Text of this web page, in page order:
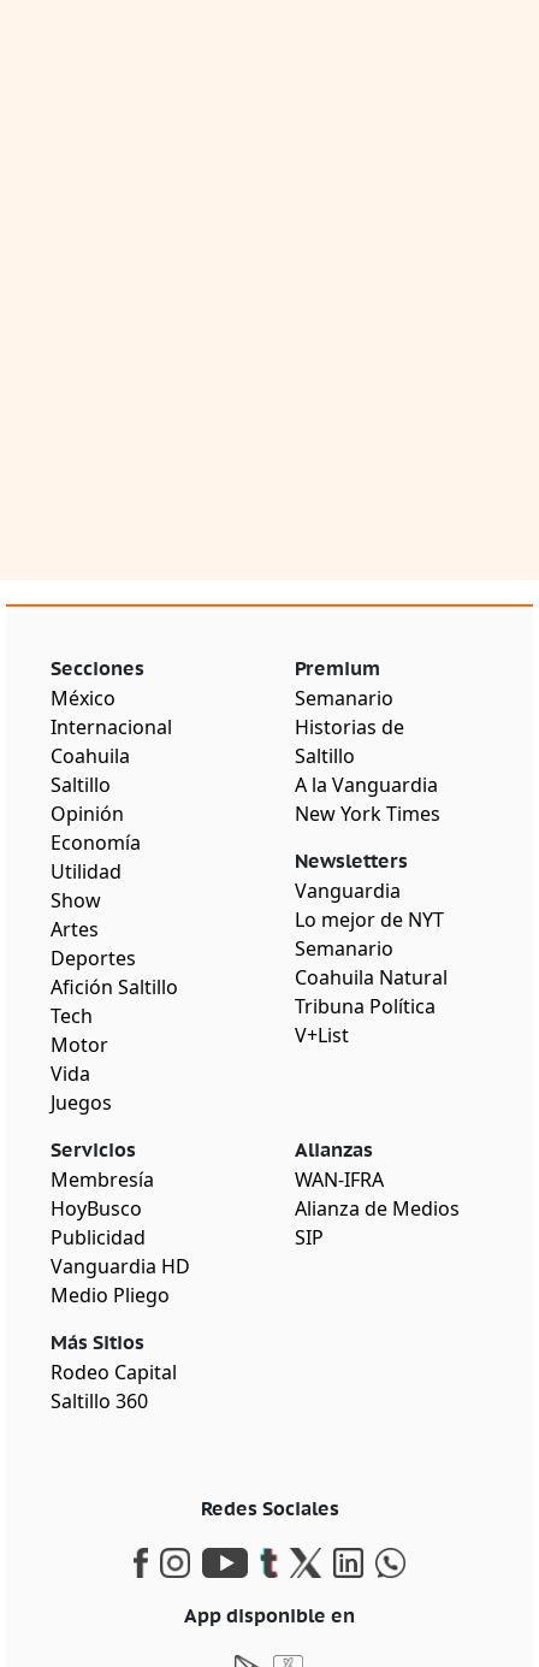
Secciones
México
Internacional
Coahuila
Saltillo
Opinión
Economía
Utilidad
Show
Artes
Deportes
Afición Saltillo
Tech
Motor
Vida
Juegos
Premium
Semanario
Historias de
Saltillo
A la Vanguardia
New York Times
Newsletters
Vanguardia
Lo mejor de NYT
Semanario
Coahuila Natural
Tribuna Política
V+List
Servicios
Membresía
HoyBusco
Publicidad
Vanguardia HD
Medio Pliego
Más Sitios
Rodeo Capital
Saltillo 360
Alianzas
WAN-IFRA
Alianza de Medios
SIP
Redes Sociales
App disponible en